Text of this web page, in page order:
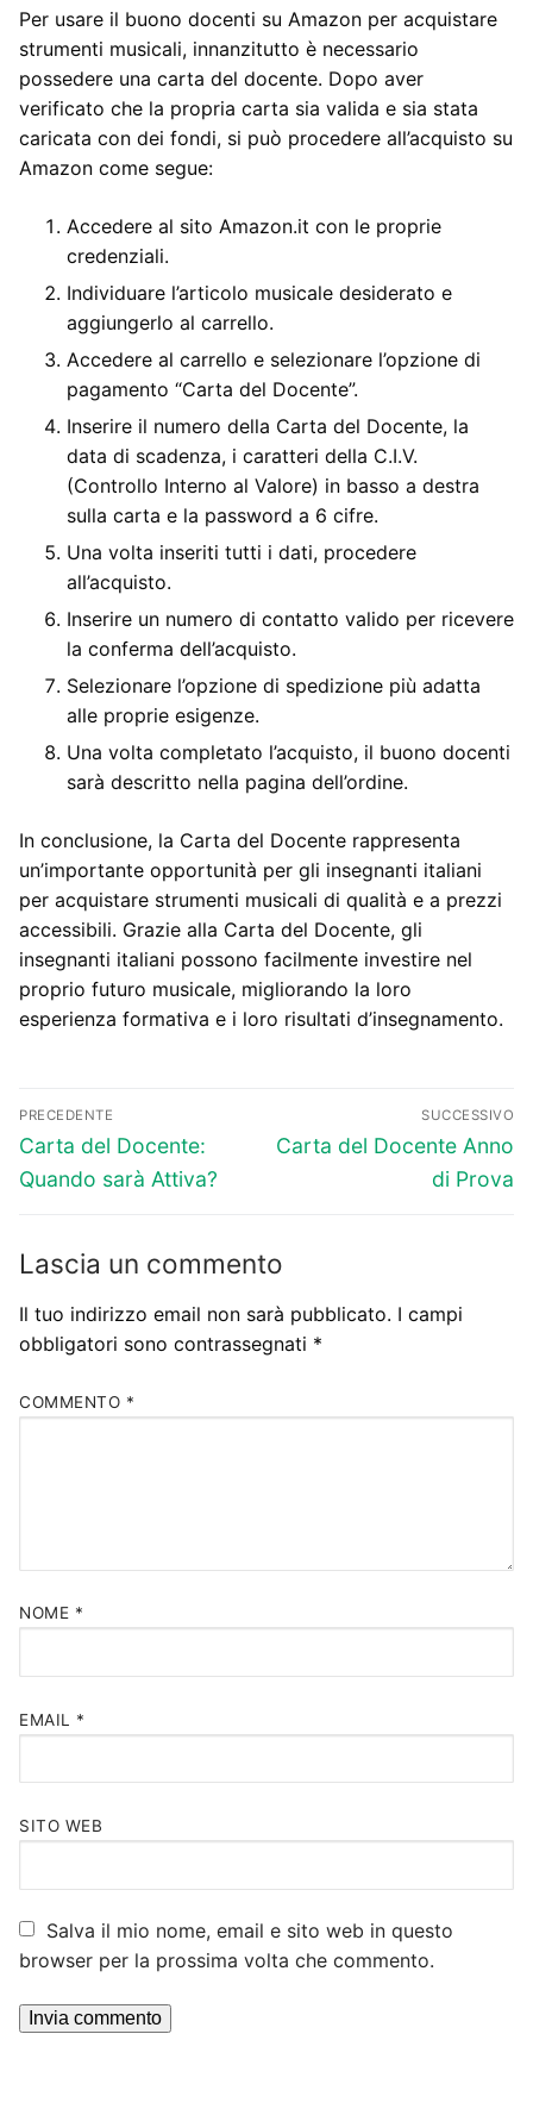
Per usare il buono docenti su Amazon per acquistare
strumenti musicali, innanzitutto è necessario
possedere una carta del docente. Dopo aver
verificato che la propria carta sia valida e sia stata
caricata con dei fondi, si può procedere all’acquisto su
Amazon come segue:
Accedere al sito Amazon.it con le proprie
credenziali.
Individuare l’articolo musicale desiderato e
aggiungerlo al carrello.
Accedere al carrello e selezionare l’opzione di
pagamento “Carta del Docente”.
Inserire il numero della Carta del Docente, la
data di scadenza, i caratteri della C.I.V.
(Controllo Interno al Valore) in basso a destra
sulla carta e la password a 6 cifre.
Una volta inseriti tutti i dati, procedere
all’acquisto.
Inserire un numero di contatto valido per ricevere
la conferma dell’acquisto.
Selezionare l’opzione di spedizione più adatta
alle proprie esigenze.
Una volta completato l’acquisto, il buono docenti
sarà descritto nella pagina dell’ordine.
In conclusione, la Carta del Docente rappresenta
un’importante opportunità per gli insegnanti italiani
per acquistare strumenti musicali di qualità e a prezzi
accessibili. Grazie alla Carta del Docente, gli
insegnanti italiani possono facilmente investire nel
proprio futuro musicale, migliorando la loro
esperienza formativa e i loro risultati d’insegnamento.
Navigazione
articoli
PRECEDENTE
Articolo
precedente:
Carta del Docente:
Quando sarà Attiva?
SUCCESSIVO
Articolo
Carta del Docente Anno
di Prova
Lascia un commento
Il tuo indirizzo email non sarà pubblicato. I campi
obbligatori sono contrassegnati *
COMMENTO *
NOME *
EMAIL *
SITO WEB
Salva il mio nome, email e sito web in questo
browser per la prossima volta che commento.